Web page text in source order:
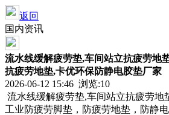
返回
国内资讯
流水线缓解疲劳垫,车间站立抗疲劳地
抗疲劳地垫,卡优环保防静电胶垫厂家
2026-06-12 15:46 浏览:10
流水线缓解疲劳垫,车间站立抗疲劳地
工业防疲劳脚垫，防疲劳地垫，防静